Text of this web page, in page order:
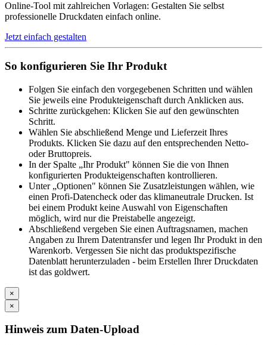
Online-Tool mit zahlreichen Vorlagen: Gestalten Sie selbst
professionelle Druckdaten einfach online.
Jetzt einfach gestalten
So konfigurieren Sie Ihr Produkt
Folgen Sie einfach den vorgegebenen Schritten und wählen
Sie jeweils eine Produkteigenschaft durch Anklicken aus.
Schritte zurückgehen: Klicken Sie auf den gewünschten
Schritt.
Wählen Sie abschließend Menge und Lieferzeit Ihres
Produkts. Klicken Sie dazu auf den entsprechenden Netto-
oder Bruttopreis.
In der Spalte „Ihr Produkt" können Sie die von Ihnen
konfigurierten Produkteigenschaften kontrollieren.
Unter „Optionen" können Sie Zusatzleistungen wählen, wie
einen Profi-Datencheck oder das klimaneutrale Drucken. Ist
bei einem Produkt keine Auswahl von Eigenschaften
möglich, wird nur die Preistabelle angezeigt.
Abschließend vergeben Sie einen Auftragsnamen, machen
Angaben zu Ihrem Datentransfer und legen Ihr Produkt in den
Warenkorb. Vergessen Sie nicht das produktspezifische
Datenblatt herunterzuladen - beim Erstellen Ihrer Druckdaten
ist das goldwert.
×
×
Hinweis zum Daten-Upload